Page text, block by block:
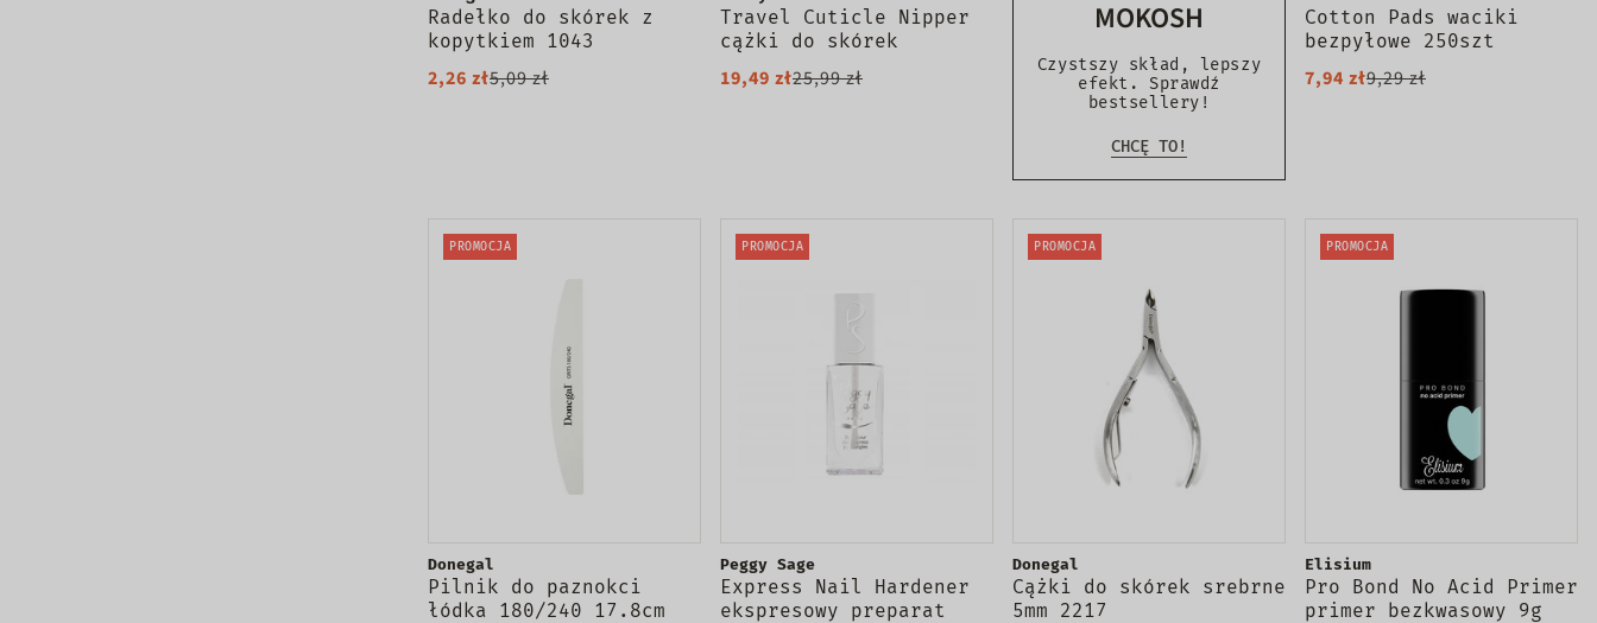
Radełko do skórek z
kopytkiem 1043
2,26 zł5,09 zł
Travel Cuticle Nipper
cążki do skórek
19,49 zł25,99 zł
MOKOSH
Czystszy skład, lepszy
efekt. Sprawdź
bestsellery!
CHCĘ TO!
Cotton Pads waciki
bezpyłowe 250szt
7,94 zł9,29 zł
PROMOCJA
Donegal
Pilnik do paznokci
łódka 180/240 17.8cm
PROMOCJA
Peggy Sage
Express Nail Hardener
ekspresowy preparat
PROMOCJA
Donegal
Cążki do skórek srebrne
5mm 2217
PROMOCJA
Elisium
Pro Bond No Acid Primer
primer bezkwasowy 9g